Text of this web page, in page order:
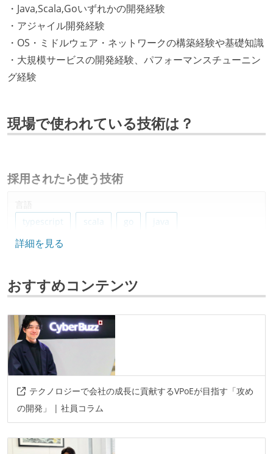
・Java,Scala,Goいずれかの開発経験
・アジャイル開発経験
・OS・ミドルウェア・ネットワークの構築経験や基礎知識
・大規模サービスの開発経験、パフォーマンスチューニン
グ経験
現場で使われている技術は？
採用されたら使う技術
言語
typescript
scala go java
フレームワーク
playframework
データベース
bigquery
dynamodb
その他
github-actions
ztna
elasticsearch pages workers
dns
workflows
詳細を見る
おすすめコンテンツ
テクノロジーで会社の成長に貢献するVPoEが目指す「攻め
の開発」 | 社員コラム